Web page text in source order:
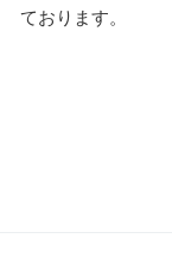
ております。